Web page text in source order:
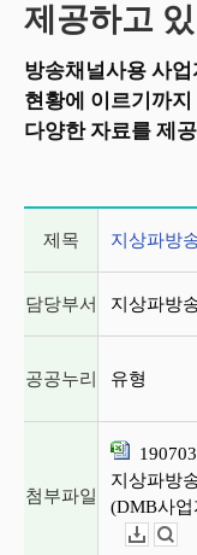
제공하고
방송채널사용 사
현황에 이르기까지
다양한 자료를 제
제목 지상파방
담당부서 지상파방
공공누리 유형
첨부파일
190703
지상파방
(DMB사